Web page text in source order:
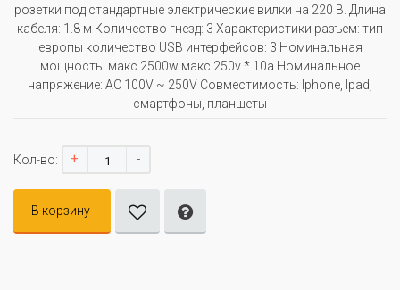
розетки под стандартные электрические вилки на 220 В. Длина
кабеля: 1.8 м Количество гнезд: 3 Характеристики разъем: тип
европы количество USB интерфейсов: 3 Номинальная
мощность: макс 2500w макс 250v * 10a Номинальное
напряжение: AC 100V ~ 250V Совместимость: Iphone, Ipad,
смартфоны, планшеты
Кол-во: + -
В корзину